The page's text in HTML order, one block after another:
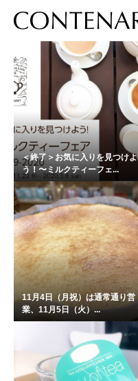
話題
＜終了＞お気に入りを見つけよ
う！〜ミルクティーフェ...
11月4日（月祝）は通常通り営
業、11月5日（火）...